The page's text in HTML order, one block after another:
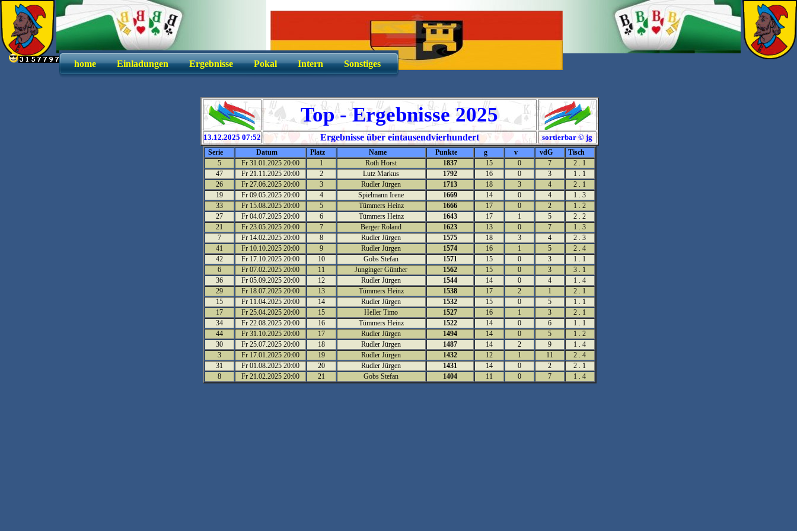
home Einladungen Ergebnisse Pokal Intern Sonstiges
Top - Ergebnisse 2025
13.12.2025 07:52 Ergebnisse über eintausendvierhundert sortierbar © jg
Serie Datum Platz Name Punkte g v vdG
Tisch
5
Fr 31.01.2025 20:00 1 Roth Horst 1837 15 0 7
2 . 1
47
Fr 21.11.2025 20:00 2 Lutz Markus 1792 16 0 3
1 . 1
26
Fr 27.06.2025 20:00 3 Rudler Jürgen 1713 18 3 4
2 . 1
19
Fr 09.05.2025 20:00 4 Spielmann Irene 1669 14 0 4
1 . 3
33
Fr 15.08.2025 20:00 5 Tümmers Heinz 1666 17 0 2
1 . 2
27
Fr 04.07.2025 20:00 6 Tümmers Heinz 1643 17 1 5
2 . 2
21
Fr 23.05.2025 20:00 7 Berger Roland 1623 13 0 7
1 . 3
7
Fr 14.02.2025 20:00 8 Rudler Jürgen 1575 18 3 4
2 . 3
41
Fr 10.10.2025 20:00 9 Rudler Jürgen 1574 16 1 5
2 . 4
42
Fr 17.10.2025 20:00 10 Gobs Stefan 1571 15 0 3
1 . 1
6
Fr 07.02.2025 20:00 11 Junginger Günther 1562 15 0 3
3 . 1
36
Fr 05.09.2025 20:00 12 Rudler Jürgen 1544 14 0 4
1 . 4
29
Fr 18.07.2025 20:00 13 Tümmers Heinz 1538 17 2 1
2 . 1
15
Fr 11.04.2025 20:00 14 Rudler Jürgen 1532 15 0 5
1 . 1
17
Fr 25.04.2025 20:00 15 Heller Timo 1527 16 1 3
2 . 1
34
Fr 22.08.2025 20:00 16 Tümmers Heinz 1522 14 0 6
1 . 1
44
Fr 31.10.2025 20:00 17 Rudler Jürgen 1494 14 0 5
1 . 2
30
Fr 25.07.2025 20:00 18 Rudler Jürgen 1487 14 2 9
1 . 4
3
Fr 17.01.2025 20:00 19 Rudler Jürgen 1432 12 1 11
2 . 4
31
Fr 01.08.2025 20:00 20 Rudler Jürgen 1431 14 0 2
2 . 1
8
Fr 21.02.2025 20:00 21 Gobs Stefan 1404 11 0 7 1 . 4